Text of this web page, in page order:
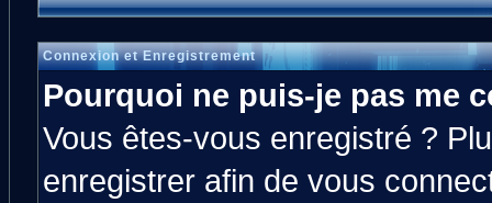
Connexion et Enregistrement
Pourquoi ne puis-je pas me
Vous êtes-vous enregistré ?
enregistrer afin de vous